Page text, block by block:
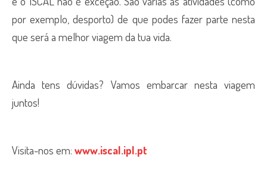
por exemplo, desporto) de que podes fazer parte nesta
que será a melhor viagem da tua vida.
Ainda tens dúvidas? Vamos embarcar nesta viagem
juntos!
Visita-nos em: www.iscal.ipl.pt